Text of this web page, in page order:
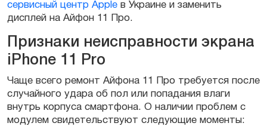
сервисный центр Apple в Украине и заменить
дисплей на Айфон 11 Про.
Признаки неисправности экрана
iPhone 11 Pro
Чаще всего ремонт Айфона 11 Про требуется после
случайного удара об пол или попадания влаги
внутрь корпуса смартфона. О наличии проблем с
модулем свидетельствуют следующие моменты: